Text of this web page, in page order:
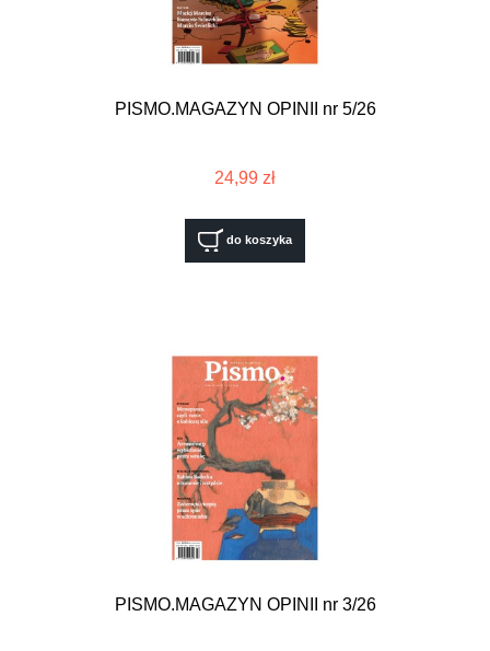
PISMO.MAGAZYN OPINII nr 5/26
24,99 zł
do koszyka
PISMO.MAGAZYN OPINII nr 3/26